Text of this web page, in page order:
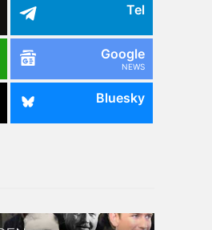
Tel
Google
NEWS
Bluesky